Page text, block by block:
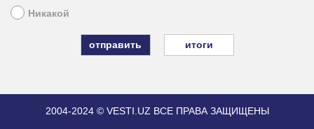
Никакой
итоги
2004-2024 © VESTI.UZ ВСЕ ПРАВА ЗАЩИЩЕНЫ